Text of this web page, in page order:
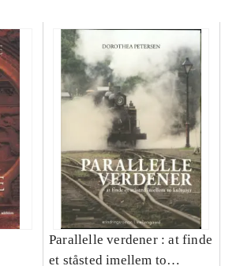
Parallelle verdener : at finde
et ståsted imellem to